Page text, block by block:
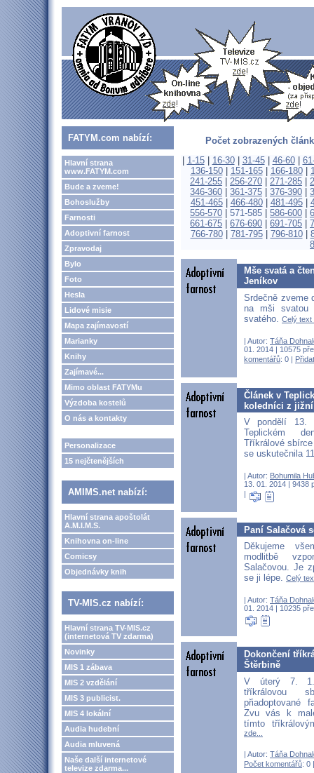
FATYM.com nabízí:
Hlavní strana
www.FATYM.com
Bude a zveme!
Bohoslužby
Farnosti
Adoptivní farnost
Zpravodaj
Bylo
Foto
Hesla
Lidové misie
Mapa zajímavostí
Marianky
Knihy
Zajímavé...
Mimo oblast FATYMu
Výzdoba kostelů
O nás a kontakty
Personalizace
15 nejčtenějších
AMIMS.net nabízí:
Hlavní strana apoštolát
A.M.I.M.S.
Knihovna on-line
Comicsy
Objednávky knih
TV-MIS.cz nabízí:
Hlavní strana TV-MIS.cz
(internetová TV zdarma)
Novinky
MIS 1 zábava
MIS 2 vzdělání
MIS 3 publicist.
MIS 4 lokální
Audia hudební
Audia mluvená
Naše další internetové
televize zdarma...
Počet zobrazených
1-15| 16-30| 31-45| 46-60|
136-150| 151-165| 166-180|
241-255
256-270 271-285
346-360
361-375 376-390
451-465| 466-480| 481-495|
556-570
571-585 586-600
661-675
676-690 691-705
766-780| 781-795| 796-810|
Mše svatá a
Jeníkov
Srdečně zveme
na mši
svatého.
Celý text
| Autor: Táňa
01. 2014 | 10575
komentářů: 0 |
Článek v
koledníci z
V pondělí 13.
Teplickém
Tříkrálové
se uskutečnila
| Autor: Bohumila
13. 01. 2014 | 9438
|
Paní Salačová
Děkujeme
modlitbě
Salačovou. Je
se ji lépe. Celý
| Autor: Táňa
01. 2014 | 10235
Dokončení
Štěrbině
V úterý 7. 1.
tříkrálovou
přiadoptované
Zvu vás k
tímto
zde...
| Autor: Táňa
Počet komentářů: 0